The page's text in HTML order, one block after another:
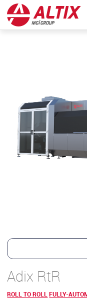
Adix RtR
ROLL TO ROLLFULLY-